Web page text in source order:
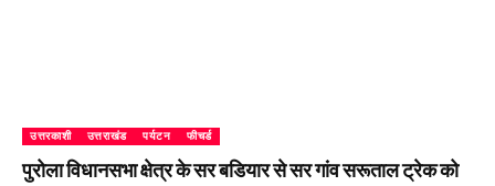
उत्तरकाशी उत्तराखंड पर्यटन फीचर्ड
पुरोला विधानसभा क्षेत्र के सर बडियार से सर गांव सरूताल ट्रेक को